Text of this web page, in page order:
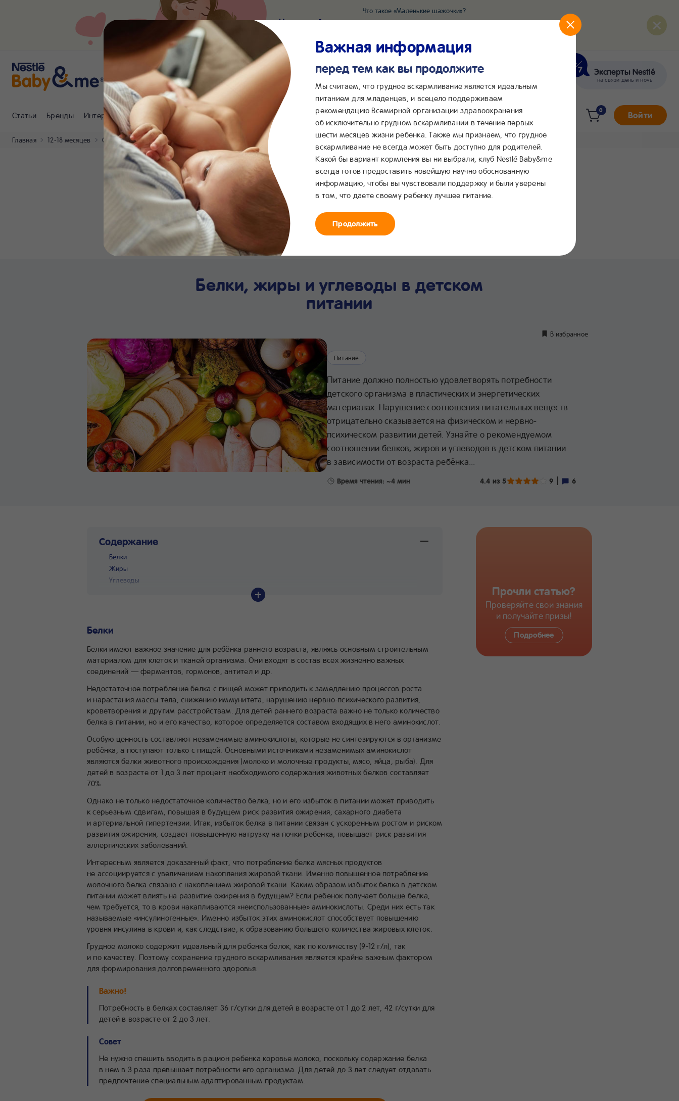
Что такое «Маленькие шажочки»?
Наш новый суперсервис для отслеживания развития вашего малыша
*2055 Сообщения в ВКонтакте Эксперты Nestlé
на связи день и ночь
Статьи Бренды Интернет-магазин Клуб Nestlé Baby&me Сервисы Бейбимания
0 Войти
Главная 12-18 месяцев Статьи Белки, жиры и углеводы в детском питании
Бейбимания Что нового
Интернет-
магазин
Линия заботы
Белки, жиры и углеводы в детском
питании
В избранное
Питание
Питание должно полностью удовлетворять потребности
детского организма в пластических и энергетических
материалах. Нарушение соотношения питательных веществ
отрицательно сказывается на физическом и нервно-
психическом развитии детей. Узнайте о рекомендуемом
соотношении белков, жиров и углеводов в детском питании
в зависимости от возраста ребёнка...
Время чтения: ~4 мин 4.4 из 5 9 6
Содержание
Белки
Жиры
Углеводы
Белки
Белки имеют важное значение для ребёнка раннего возраста, являясь основным строительным
материалом для клеток и тканей организма. Они входят в состав всех жизненно важных
соединений — ферментов, гормонов, антител и др.
Недостаточное потребление белка с пищей может приводить к замедлению процессов роста
и нарастания массы тела, снижению иммунитета, нарушению нервно-психического развития,
кроветворения и другим расстройствам. Для детей раннего возраста важно не только количество
белка в питании, но и его качество, которое определяется составом входящих в него аминокислот.
Особую ценность составляют незаменимые аминокислоты, которые не синтезируются в организме
ребёнка, а поступают только с пищей. Основными источниками незаменимых аминокислот
являются белки животного происхождения (молоко и молочные продукты, мясо, яйца, рыба). Для
детей в возрасте от 1 до 3 лет процент необходимого содержания животных белков составляет
70%.
Однако не только недостаточное количество белка, но и его избыток в питании может приводить
к серьезным сдвигам, повышая в будущем риск развития ожирения, сахарного диабета
и артериальной гипертензии. Итак, избыток белка в питании связан с ускоренным ростом и риском
развития ожирения, создает повышенную нагрузку на почки ребенка, повышает риск развития
аллергических заболеваний.
Интересным является доказанный факт, что потребление белка мясных продуктов
не ассоциируется с увеличением накопления жировой ткани. Именно повышенное потребление
молочного белка связано с накоплением жировой ткани. Каким образом избыток белка в детском
питании может влиять на развитие ожирения в будущем? Если ребенок получает больше белка,
чем требуется, то в крови накапливаются «неиспользованные» аминокислоты. Среди них есть так
называемые «инсулиногенные». Именно избыток этих аминокислот способствует повышению
уровня инсулина в крови и, как следствие, к образованию большего количества жировых клеток.
Грудное молоко содержит идеальный для ребенка белок, как по количеству (9-12 г/л), так
и по качеству. Поэтому сохранение грудного вскармливания является крайне важным фактором
для формирования долговременного здоровья.
Важно!
Потребность в белках составляет 36 г/сутки для детей в возрасте от 1 до 2 лет, 42 г/сутки для
детей в возрасте от 2 до 3 лет.
Совет
Не нужно спешить вводить в рацион ребенка коровье молоко, поскольку содержание белка
в нем в 3 раза превышает потребности его организма. Для детей до 3 лет следует отдавать
предпочтение специальным адаптированным продуктам.
Прочли статью?
Проверяйте свои знания
и получайте призы!
Подробнее
Важная информация
перед тем как вы продолжите
Мы считаем, что грудное вскармливание является идеальным
питанием для младенцев, и всецело поддерживаем
рекомендацию Всемирной организации здравоохранения
об исключительно грудном вскармливании в течение первых
шести месяцев жизни ребенка. Также мы признаем, что грудное
вскармливание не всегда может быть доступно для родителей.
Какой бы вариант кормления вы ни выбрали, клуб Nestlé Baby&me
всегда готов предоставить новейшую научно обоснованную
информацию, чтобы вы чувствовали поддержку и были уверены
в том, что даете своему ребенку лучшее питание.
Продолжить